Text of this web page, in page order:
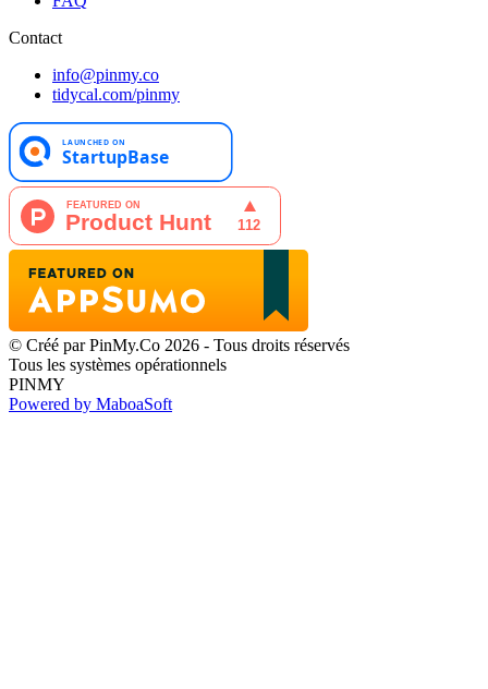
Contact
info@pinmy.co
tidycal.com/pinmy
© Créé par PinMy.Co 2026 - Tous droits réservés
Tous les systèmes opérationnels
PINMY
Powered by MaboaSoft